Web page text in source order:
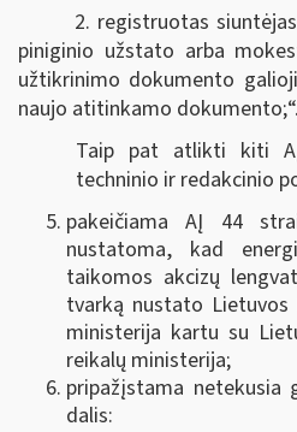
2. registruotas
piniginio užstato arba
užtikrinimo dokumento
naujo atitinkamo dokumento;“.
Taip pat atlikti kiti
techninio ir redakcinio
pakeičiama AĮ 44
nustatoma, kad
taikomos akcizų
tvarką nustato Lietuvos
ministerija kartu su
reikalų ministerija;
pripažįstama netekusia
dalis: